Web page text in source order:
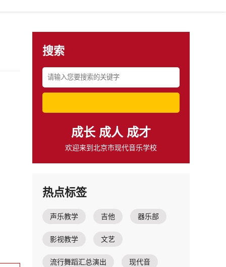
搜索
成长 成人 成才
欢迎来到北京市现代音乐学校
热点标签
声乐教学 吉他 器乐部
影视教学 文艺
流行舞蹈汇总演出 现代音